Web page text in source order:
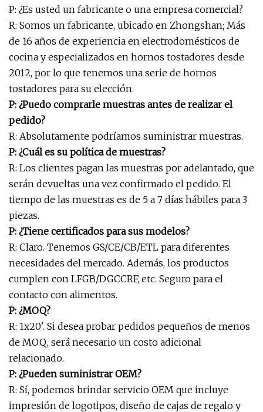
P: ¿Es usted un fabricante o una empresa comercial?
R: Somos un fabricante, ubicado en Zhongshan; Más
de 16 años de experiencia en electrodomésticos de
cocina y especializados en hornos tostadores desde
2012, por lo que tenemos una serie de hornos
tostadores para su elección.
P: ¿Puedo comprarle muestras antes de realizar el
pedido?
R: Absolutamente podríamos suministrar muestras.
P: ¿Cuál es su política de muestras?
R: Los clientes pagan las muestras por adelantado, que
serán devueltas una vez confirmado el pedido. El
tiempo de las muestras es de 5 a 7 días hábiles para 3
piezas.
P: ¿Tiene certificados para sus modelos?
R: Claro. Tenemos GS/CE/CB/ETL para diferentes
necesidades del mercado. Además, los productos
cumplen con LFGB/DGCCRF, etc. Seguro para el
contacto con alimentos.
P: ¿MOQ?
R: 1x20'. Si desea probar pedidos pequeños de menos
de MOQ, será necesario un costo adicional
relacionado.
P: ¿Pueden suministrar OEM?
R: Sí, podemos brindar servicio OEM que incluye
impresión de logotipos, diseño de cajas de regalo y